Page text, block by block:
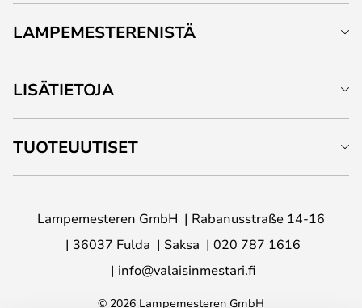
LAMPEMESTERENISTÄ
LISÄTIETOJA
TUOTEUUTISET
Lampemesteren GmbH
Rabanusstraße 14-16
36037 Fulda
Saksa
020 787 1616
info@valaisinmestari.fi
© 2026 Lampemesteren GmbH